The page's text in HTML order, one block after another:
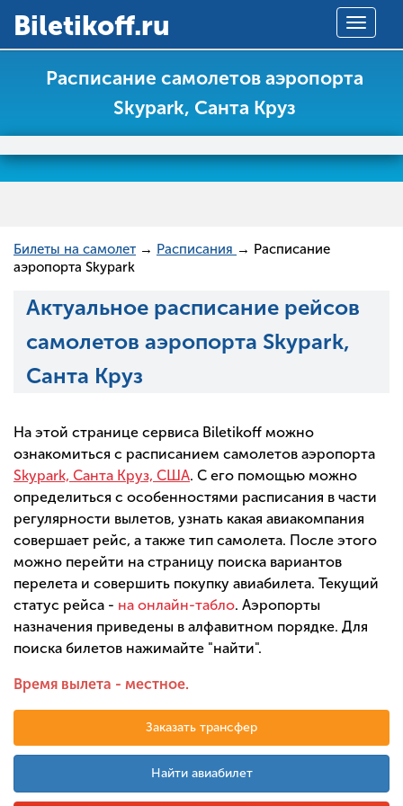
Toggle
Вiletikoff.ru
Расписание самолетов аэропорта
Skypark, Санта Круз
Билеты на самолет → Расписания → Расписание
аэропорта Skypark
Актуальное расписание рейсов
самолетов аэропорта Skypark,
Санта Круз
На этой странице сервиса Biletikoff можно
ознакомиться с расписанием самолетов аэропорта
Skypark, Санта Круз, США. С его помощью можно
определиться с особенностями расписания в части
регулярности вылетов, узнать какая авиакомпания
совершает рейс, а также тип самолета. После этого
можно перейти на страницу поиска вариантов
перелета и совершить покупку авиабилета. Текущий
статус рейса - на онлайн-табло. Аэропорты
назначения приведены в алфавитном порядке. Для
поиска билетов нажимайте "найти".
Время вылета - местное.
Заказать трансфер
Найти авиабилет